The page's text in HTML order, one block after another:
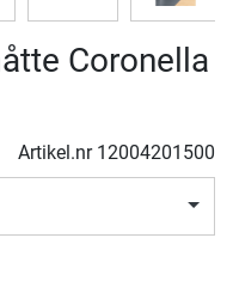
Coronella
Artikel.nr 12004201500